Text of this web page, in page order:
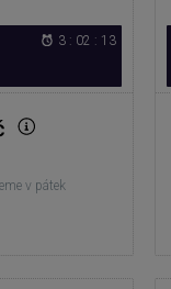
3 : 02 : 12
v pátek